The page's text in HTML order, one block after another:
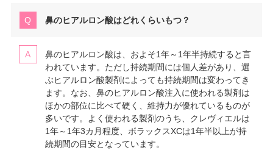
鼻のヒアルロン酸はどれくらいもつ？
鼻のヒアルロン酸は、およそ1年～1年半持続すると言
われています。ただし持続期間には個人差があり、選
ぶヒアルロン酸製剤によっても持続期間は変わってき
ます。なお、鼻のヒアルロン酸注入に使われる製剤は
ほかの部位に比べて硬く、維持力が優れているものが
多いです。よく使われる製剤のうち、クレヴィエルは
1年～1年3カ月程度、ボラックスXCは1年半以上が持
続期間の目安となっています。